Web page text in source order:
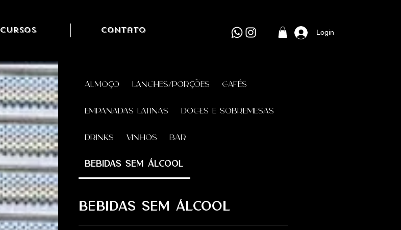
Cursos Contato Login
ALMOÇO LANCHES/PORÇÕES CAFÉS
EMPANADAS LATINAS DOCES E SOBREMESAS
Drinks Vinhos Bar
Bebidas Sem Álcool
BEBIDAS SEM ÁLCOOL